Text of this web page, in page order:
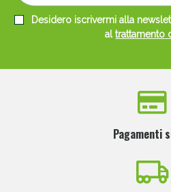
Desidero iscrivermi alla
altrattamento
Pagamenti